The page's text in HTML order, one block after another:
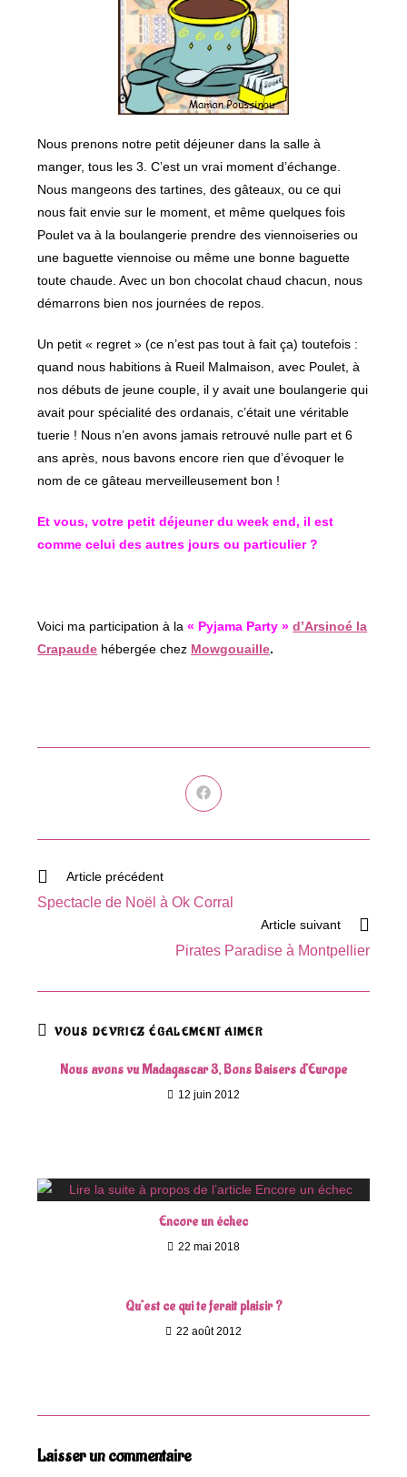
Nous prenons notre petit déjeuner dans la salle à
manger, tous les 3. C’est un vrai moment d’échange.
Nous mangeons des tartines, des gâteaux, ou ce qui
nous fait envie sur le moment, et même quelques fois
Poulet va à la boulangerie prendre des viennoiseries ou
une baguette viennoise ou même une bonne baguette
toute chaude. Avec un bon chocolat chaud chacun, nous
démarrons bien nos journées de repos.
Un petit « regret » (ce n’est pas tout à fait ça) toutefois :
quand nous habitions à Rueil Malmaison, avec Poulet, à
nos débuts de jeune couple, il y avait une boulangerie qui
avait pour spécialité des ordanais, c’était une véritable
tuerie ! Nous n’en avons jamais retrouvé nulle part et 6
ans après, nous bavons encore rien que d’évoquer le
nom de ce gâteau merveilleusement bon !
Et vous, votre petit déjeuner du week end, il est
comme celui des autres jours ou particulier ?
Voici ma participation à la« Pyjama Party » d’Arsinoé la
Crapaude hébergée chez Mowgouaille.
Ouvrir
dans
autre
Read
articles
Article précédent
Spectacle de Noël à Ok Corral
Article suivant
Pirates Paradise à Montpellier
VOUS DEVRIEZ ÉGALEMENT AIMER
Nous avons vu Madagascar 3, Bons Baisers d’Europe
12 juin 2012
Encore un échec
22 mai 2018
Qu’est ce qui te ferait plaisir ?
22 août 2012
Laisser un commentaire